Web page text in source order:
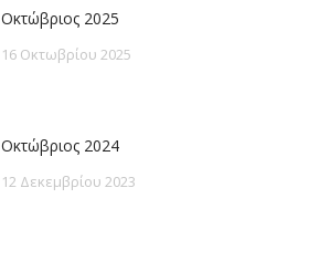
Οκτώβριος 2025
16 Οκτωβρίου 2025
Οκτώβριος 2024
12 Δεκεμβρίου 2023